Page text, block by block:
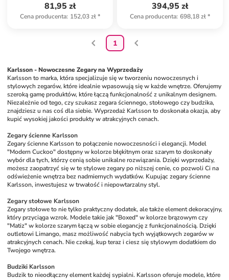
81,95 zł
Cena producenta: 152,03 zł*
394,95 zł
Cena producenta: 698,18 zł*
1
Karlsson - Nowoczesne Zegary na Wyprzedaży
Karlsson to marka, która specjalizuje się w tworzeniu nowoczesnych i
stylowych zegarów, które idealnie wpasowują się w każde wnętrze. Oferujemy
szeroką gamę produktów, które łączą funkcjonalność z unikalnym designem.
Niezależnie od tego, czy szukasz zegara ściennego, stołowego czy budzika,
znajdziesz u nas coś dla siebie. Wyprzedaż Karlsson to doskonała okazja, aby
kupić wysokiej jakości produkty w atrakcyjnych cenach.
Zegary ścienne Karlsson
Zegary ścienne Karlsson to połączenie nowoczesności i elegancji. Model
"Modern Cuckoo" dostępny w kolorze błękitnym oraz szarym to doskonały
wybór dla tych, którzy cenią sobie unikalne rozwiązania. Dzięki wyprzedaży,
możesz zaopatrzyć się w te stylowe zegary po niższej cenie, co pozwoli Ci na
odświeżenie wnętrza bez nadmiernych wydatków. Kupując zegary ścienne
Karlsson, inwestujesz w trwałość i niepowtarzalny styl.
Zegary stołowe Karlsson
Zegary stołowe to nie tylko praktyczny dodatek, ale także element dekoracyjny,
który przyciąga wzrok. Modele takie jak "Boxed" w kolorze brązowym czy
"Matiz" w kolorze szarym łączą w sobie elegancję z funkcjonalnością. Dzięki
outletowi Limango, masz możliwość nabycia tych wyjątkowych zegarów w
atrakcyjnych cenach. Nie czekaj, kup teraz i ciesz się stylowym dodatkiem do
Twojego wnętrza.
Budziki Karlsson
Budzik to nieodłączny element każdej sypialni. Karlsson oferuje modele, które